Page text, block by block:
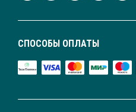
СПОСОБЫ ОПЛАТЫ